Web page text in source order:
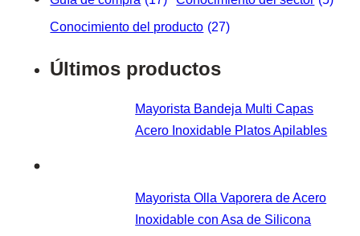
Conocimiento del producto (27)
Últimos productos
Mayorista Bandeja Multi Capas
Acero Inoxidable Platos Apilables
Mayorista Olla Vaporera de Acero
Inoxidable con Asa de Silicona